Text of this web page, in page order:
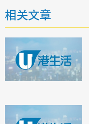
相关文章